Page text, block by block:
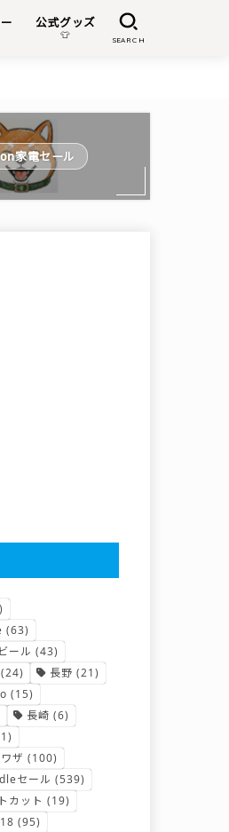
公式グッズ
👕 SEARCH
家電セール
(63)
ール (43)
(24) 長野 (21)
(15)
長崎 (6)
ザ (100)
セール (539)
カット (19)
(95)